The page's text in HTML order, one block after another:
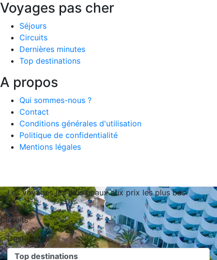
Voyages pas cher
Séjours
Circuits
Dernières minutes
Top destinations
A propos
Qui sommes-nous ?
Contact
Conditions générales d'utilisation
Politique de confidentialité
Mentions légales
Les voyages les plus beaux aux prix les plus bas
Séjours
Circuits
Destination